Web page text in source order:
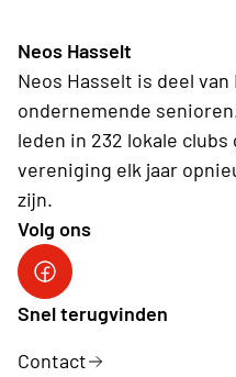
Neos Hasselt
Neos Hasselt is deel
ondernemende
leden in 232 lokale
vereniging elk jaar
zijn.
Volg ons
Neos Hasselt
Snel terugvinden
Contact